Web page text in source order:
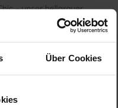
Über Cookies
– unser hellgrauer
mit femininen Details,
Stretch-Material. Die
punktet KLARA mit
sanft und vorteilhaft in
aus samtigem
Teil unserer SENSITIV-